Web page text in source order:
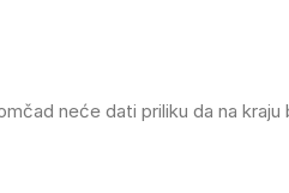
neće dati priliku da na